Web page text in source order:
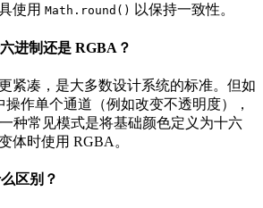
使用 Math.round() 以保持一致性。
进制还是 RGBA？
紧凑，是大多数设计系统的标准。但如
操作单个通道（例如改变不透明度），
种常见模式是将基础颜色定义为十六
体时使用 RGBA。
区别？